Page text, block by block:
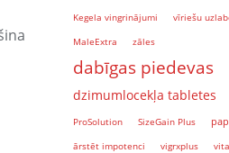
Kegela vingrinājumi
vīriešu
MaleExtra
zāles
dabīgas piedevas
dzimumlocekļa tabletes
ProSolution
SizeGain Plus
ārstēt impotenci vigrxplus